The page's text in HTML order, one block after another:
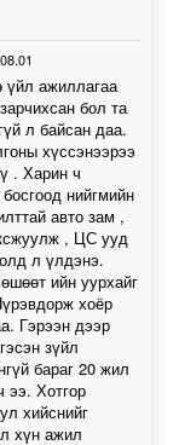
үйл ажиллагаа
бол та
л байсан даа.
хүссэнээрээ
. Харин ч
нийгмийн
авто зам ,
, ЦС ууд
л үлдэнэ.
ийн уурхайг
хоёр
Гэрээн дээр
зүйл
бараг 20 жил
ээ. Хотгор
хийснийг
хүн ажил